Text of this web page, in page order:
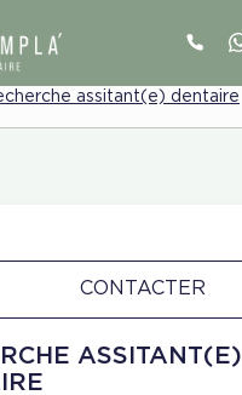
assitant(e) dentaire
ASSITANT(E)
CONTACTER